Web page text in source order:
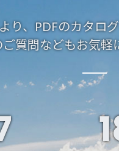
り、PDFのカタロ
質問などもお気軽